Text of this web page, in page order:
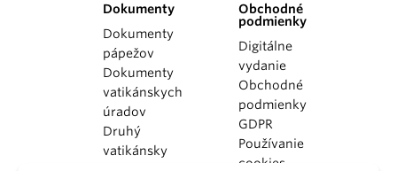
Dokumenty
Dokumenty
pápežov
Dokumenty
vatikánskych
úradov
Druhý
vatikánsky
Obchodné
podmienky
Digitálne
vydanie
Obchodné
podmienky
GDPR
Používanie
cookies